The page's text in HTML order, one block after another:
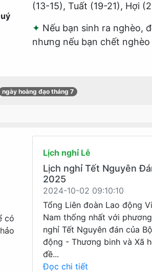
(13-15), Tuất (19-21), Hợi
Nếu bạn sinh ra nghèo,
nhưng nếu bạn chết nghèo
ngày hoàng đạo tháng 7
có
Lịch nghỉ Lễ
Lịch nghỉ Tết Nguyên
2025
2024-10-02 09:10:10
Tổng Liên đoàn Lao động
Nam thống nhất với
nghỉ Tết Nguyên đán của
động - Thương binh và Xã
đề...
Đọc chi tiết